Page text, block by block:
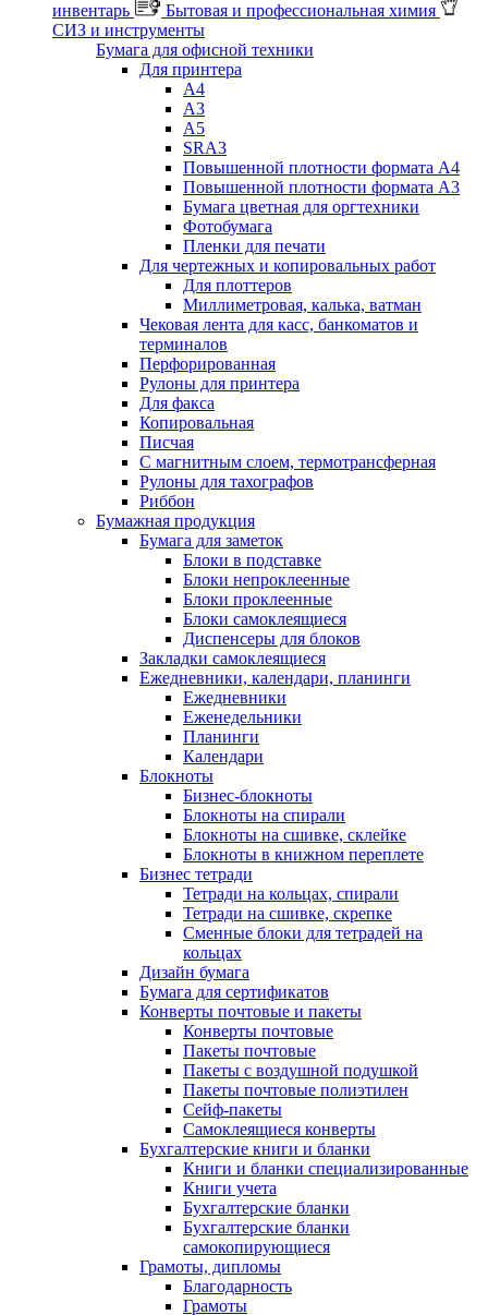
инвентарь
Бытовая и профессиональная химия
СИЗ и инструменты
Бумага для офисной техники
Для принтера
А4
А3
А5
SRA3
Повышенной плотности формата А4
Повышенной плотности формата А3
Бумага цветная для оргтехники
Фотобумага
Пленки для печати
Для чертежных и копировальных работ
Для плоттеров
Миллиметровая, калька, ватман
Чековая лента для касс, банкоматов и
терминалов
Перфорированная
Рулоны для принтера
Для факса
Копировальная
Писчая
С магнитным слоем, термотрансферная
Рулоны для тахографов
Риббон
Бумажная продукция
Бумага для заметок
Блоки в подставке
Блоки непроклеенные
Блоки проклеенные
Блоки самоклеящиеся
Диспенсеры для блоков
Закладки самоклеящиеся
Ежедневники, календари, планинги
Ежедневники
Еженедельники
Планинги
Календари
Блокноты
Бизнес-блокноты
Блокноты на спирали
Блокноты на сшивке, склейке
Блокноты в книжном переплете
Бизнес тетради
Тетради на кольцах, спирали
Тетради на сшивке, скрепке
Сменные блоки для тетрадей на
кольцах
Дизайн бумага
Бумага для сертификатов
Конверты почтовые и пакеты
Конверты почтовые
Пакеты почтовые
Пакеты с воздушной подушкой
Пакеты почтовые полиэтилен
Сейф-пакеты
Самоклеящиеся конверты
Бухгалтерские книги и бланки
Книги и бланки специализированные
Книги учета
Бухгалтерские бланки
Бухгалтерские бланки
самокопирующиеся
Грамоты, дипломы
Благодарность
Грамоты